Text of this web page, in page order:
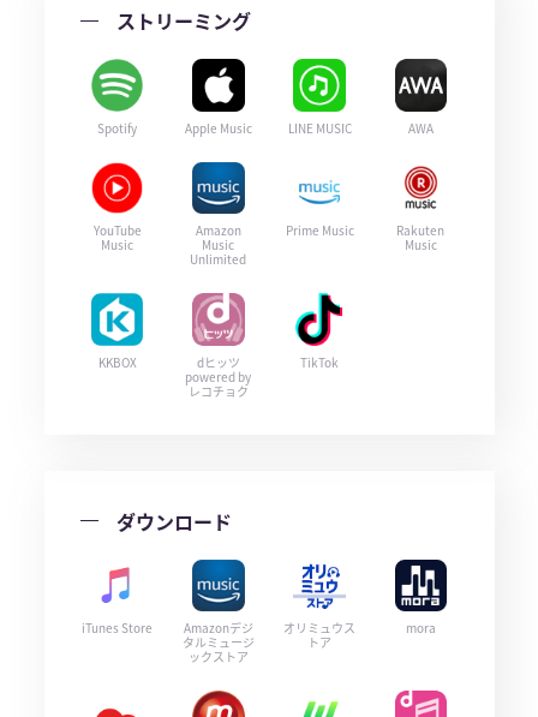
ストリーミング
Spotify Apple Music LINE MUSIC AWA
YouTube
Music
Amazon
Music
Unlimited
Prime Music
Rakuten
Music
KKBOX
dヒッツ
powered by
レコチョク
TikTok
ダウンロード
iTunes Store
Amazonデジ
タルミュージ
ックストア
オリミュウス
トア
mora